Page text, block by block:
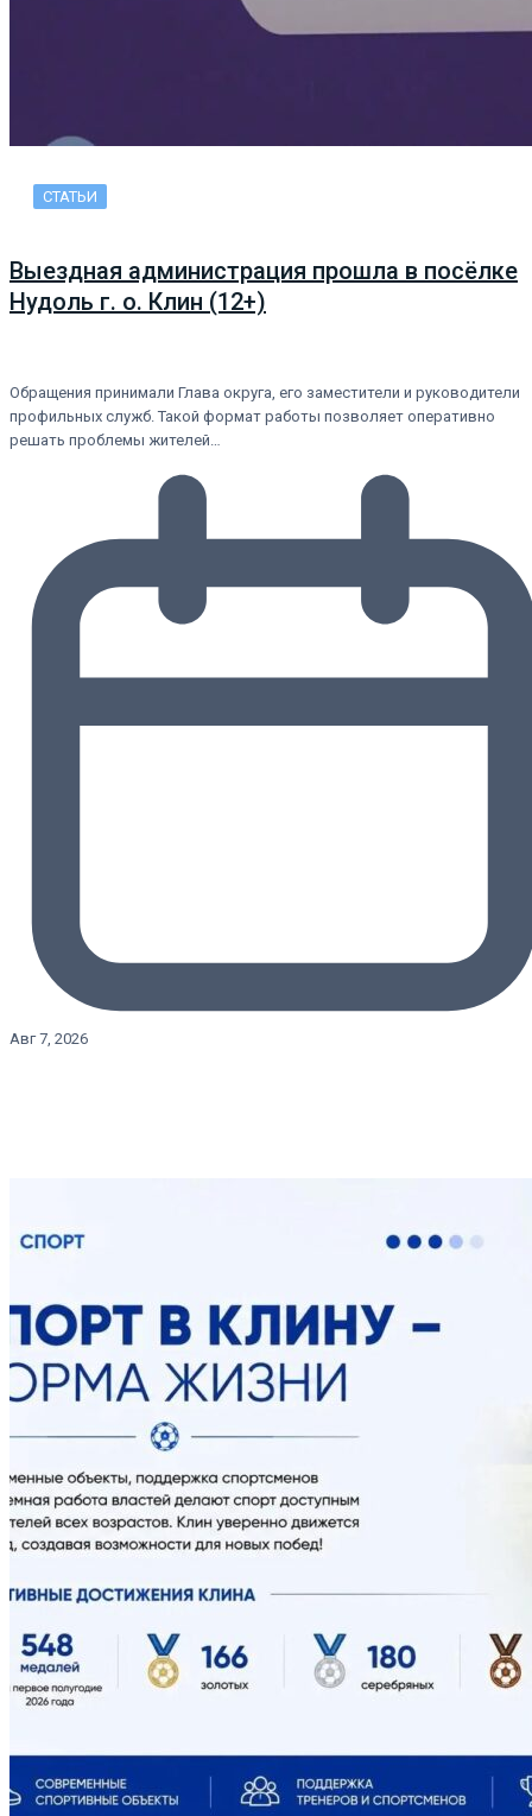
СТАТЬИ
Выездная администрация прошла в посёлке
Нудоль г. о. Клин (12+)
Обращения принимали Глава округа, его заместители и руководители
профильных служб. Такой формат работы позволяет оперативно
решать проблемы жителей…
Авг 7, 2026